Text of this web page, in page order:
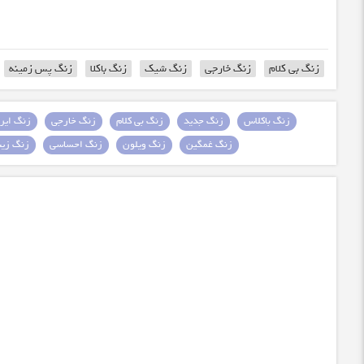
زنگ بی کلام زنگ خارجی زنگ شیک زنگ باکلا زنگ پس زمینه
زنگ باکلاس زنگ جدید زنگ بی کلام زنگ خارجی زنگ
زنگ غمگین
زنگ ویلون زنگ احساسی زنگ